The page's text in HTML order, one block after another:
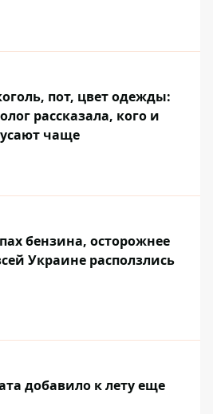
пот, цвет одежды:
рассказала, кого и
чаще
бензина, осторожнее
Украине расползлись
добавило к лету еще